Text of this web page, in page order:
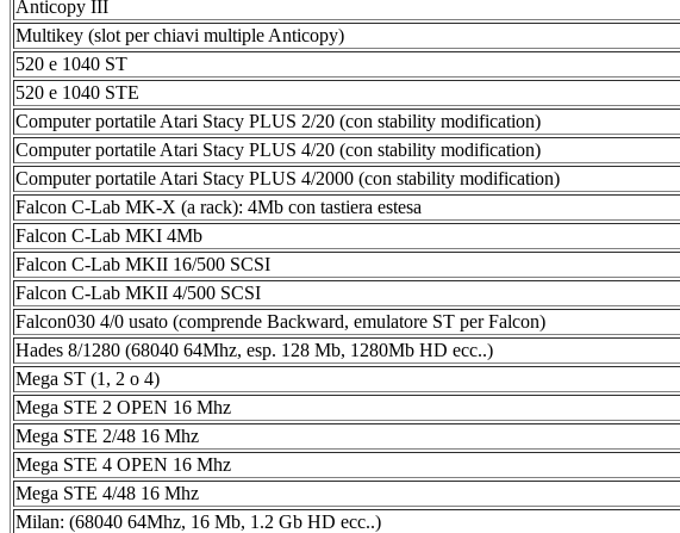
Anticopy III
Multikey (slot per chiavi multiple Anticopy)
520 e 1040 ST
520 e 1040 STE
Computer portatile Atari Stacy PLUS 2/20 (con stability modification)
Computer portatile Atari Stacy PLUS 4/20 (con stability modification)
Computer portatile Atari Stacy PLUS 4/2000 (con stability modification)
Falcon C-Lab MK-X (a rack): 4Mb con tastiera estesa
Falcon C-Lab MKI 4Mb
Falcon C-Lab MKII 16/500 SCSI
Falcon C-Lab MKII 4/500 SCSI
Falcon030 4/0 usato (comprende Backward, emulatore ST per Falcon)
Hades 8/1280 (68040 64Mhz, esp. 128 Mb, 1280Mb HD ecc..)
Mega ST (1, 2 o 4)
Mega STE 2 OPEN 16 Mhz
Mega STE 2/48 16 Mhz
Mega STE 4 OPEN 16 Mhz
Mega STE 4/48 16 Mhz
Milan: (68040 64Mhz, 16 Mb, 1.2 Gb HD ecc..)